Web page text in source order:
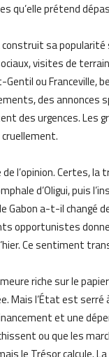
qu’elle prétend
sa popularité
visites de
ou Franceville,
des annonces
des urgences. Les
l’opinion. Certes, la
d’Oligui, puis
Gabon a-t-il changé
opportunistes
Ce sentiment
riche sur le
l’État est serré
et une
ou que les